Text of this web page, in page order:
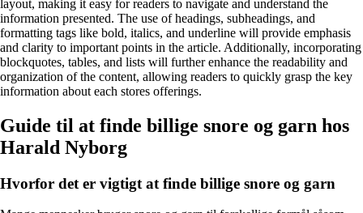
layout, making it easy for readers to navigate and understand the
information presented. The use of headings, subheadings, and
formatting tags like bold, italics, and underline will provide emphasis
and clarity to important points in the article. Additionally, incorporating
blockquotes, tables, and lists will further enhance the readability and
organization of the content, allowing readers to quickly grasp the key
information about each stores offerings.
Guide til at finde billige snore og garn hos
Harald Nyborg
Hvorfor det er vigtigt at finde billige snore og garn